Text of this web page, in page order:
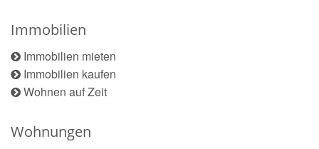
Immobilien
Immobilien mieten
Immobilien kaufen
Wohnen auf Zeit
Wohnungen